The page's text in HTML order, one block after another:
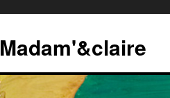
Madam'&claire